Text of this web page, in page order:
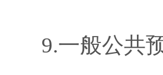
9.一般公共